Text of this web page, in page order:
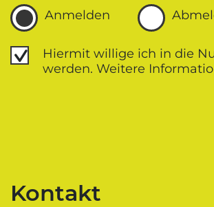
Kontakt
Anmelden
Hiermit willige ich in die
werden. Weitere